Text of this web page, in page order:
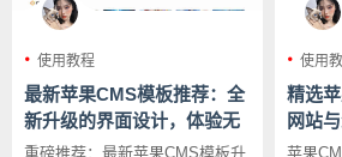
使用教程
最新苹果CMS模板推荐：全
新升级的界面设计，体验无
与伦比
重磅推荐：最新苹果CMS模板升
使用
精选
网站
苹果